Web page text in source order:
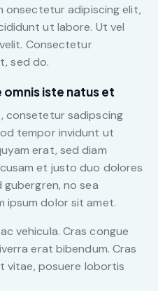
onsectetur adipiscing elit,
ut labore. Ut vel
Consectetur
sed do.
iste natus et
consetetur sadipscing
tempor invidunt ut
erat, sed diam
et justo duo dolores
no sea
ipsum dolor sit amet.
vehicula. Cras congue
erat bibendum. Cras
vitae, posuere lobortis